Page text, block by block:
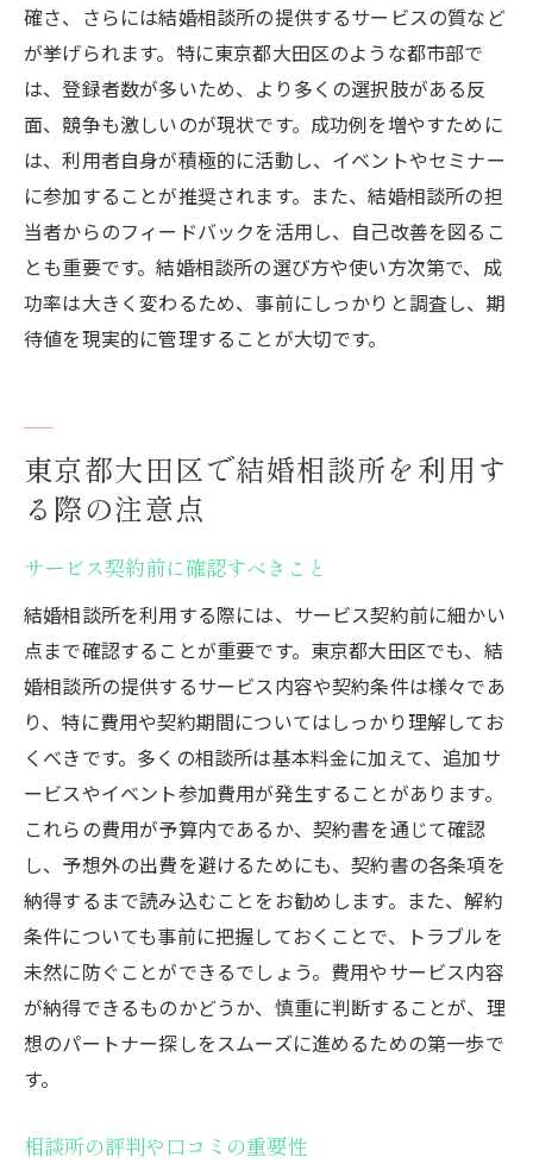
確さ、さらには結婚相談所の提供するサービスの質など
が挙げられます。特に東京都大田区のような都市部で
は、登録者数が多いため、より多くの選択肢がある反
面、競争も激しいのが現状です。成功例を増やすために
は、利用者自身が積極的に活動し、イベントやセミナー
に参加することが推奨されます。また、結婚相談所の担
当者からのフィードバックを活用し、自己改善を図るこ
とも重要です。結婚相談所の選び方や使い方次第で、成
功率は大きく変わるため、事前にしっかりと調査し、期
待値を現実的に管理することが大切です。
東京都大田区で結婚相談所を利用す
る際の注意点
サービス契約前に確認すべきこと
結婚相談所を利用する際には、サービス契約前に細かい
点まで確認することが重要です。東京都大田区でも、結
婚相談所の提供するサービス内容や契約条件は様々であ
り、特に費用や契約期間についてはしっかり理解してお
くべきです。多くの相談所は基本料金に加えて、追加サ
ービスやイベント参加費用が発生することがあります。
これらの費用が予算内であるか、契約書を通じて確認
し、予想外の出費を避けるためにも、契約書の各条項を
納得するまで読み込むことをお勧めします。また、解約
条件についても事前に把握しておくことで、トラブルを
未然に防ぐことができるでしょう。費用やサービス内容
が納得できるものかどうか、慎重に判断することが、理
想のパートナー探しをスムーズに進めるための第一歩で
す。
相談所の評判や口コミの重要性